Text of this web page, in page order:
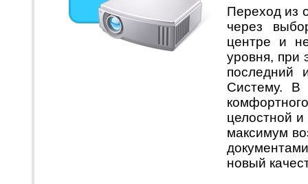
Переход из
через
центре и
уровня, при
последний
Систему. В
целостной
максимум
новый